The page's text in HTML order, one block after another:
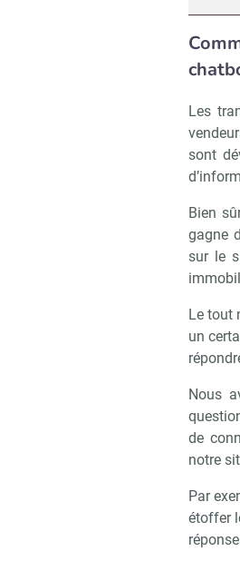
Les
sont
Bien
gagne
sur le
Le tout
un
Nous
de
notre
Par
étoffer